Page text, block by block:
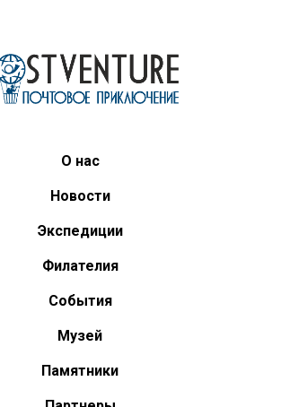
О нас
Новости
Экспедиции
Филателия
События
Музей
Памятники